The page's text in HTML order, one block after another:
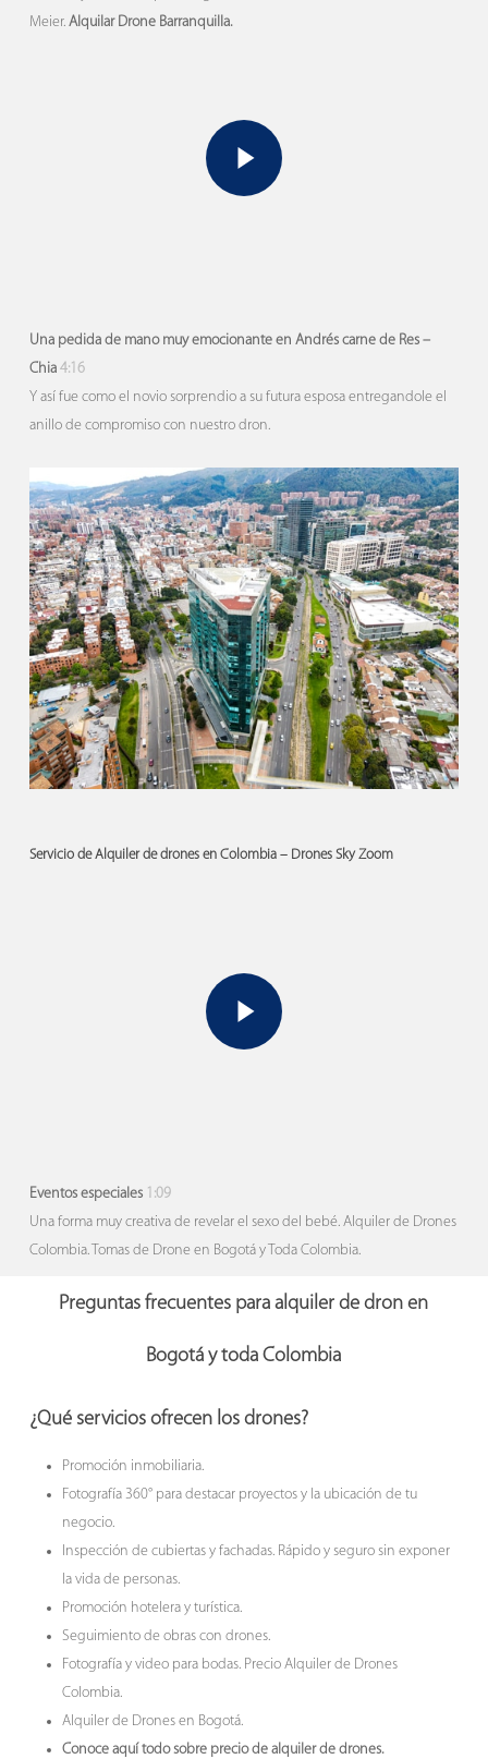
Meier.Alquilar Drone Barranquilla.
Play Video
Una pedida de mano muy emocionante en Andrés carne de Res –
Chia4:16
Y así fue como el novio sorprendio a su futura esposa entregandole el
anillo de compromiso con nuestro dron.
Servicio de Alquiler de drones en Colombia – Drones Sky Zoom
Play Video
Eventos especiales
1:09
Una forma muy creativa de revelar el sexo del bebé. Alquiler de Drones
Colombia. Tomas de Drone en Bogotá y Toda Colombia.
Preguntas frecuentes para alquiler de dron en
Bogotá y toda Colombia
¿Qué servicios ofrecen los drones?
Promoción inmobiliaria.
Fotografía 360° para destacar proyectos y la ubicación de tu
negocio.
Inspección de cubiertas y fachadas. Rápido y seguro sin exponer
la vida de personas.
Promoción hotelera y turística.
Seguimiento de obras con drones.
Fotografía y video para bodas. Precio Alquiler de Drones
Colombia.
Alquiler de Drones en Bogotá.
Conoce aquí todo sobre precio de alquiler de drones.